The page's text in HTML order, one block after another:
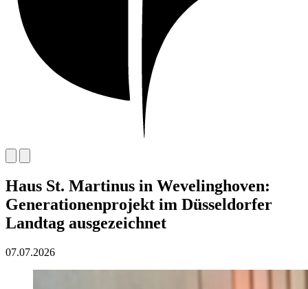
Haus St. Martinus in Wevelinghoven:
Generationenprojekt im Düsseldorfer
Landtag ausgezeichnet
07.07.2026